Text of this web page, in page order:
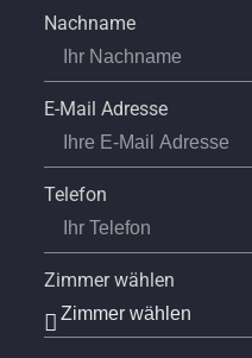
Nachname
E-Mail Adresse
Telefon
Zimmer wählen